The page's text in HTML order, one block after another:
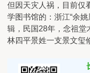
但因天灾人祸，目前仅
学图书馆的：浙江“余
辑，民国28年，念祖堂
林四平景姓一支景文玺